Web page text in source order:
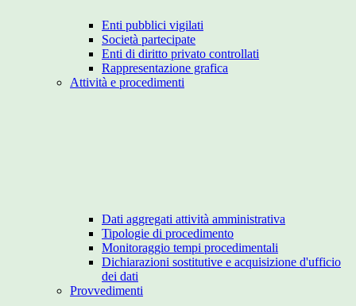
Enti pubblici vigilati
Società partecipate
Enti di diritto privato controllati
Rappresentazione grafica
Attività e procedimenti
Dati aggregati attività amministrativa
Tipologie di procedimento
Monitoraggio tempi procedimentali
Dichiarazioni sostitutive e acquisizione d'ufficio
dei dati
Provvedimenti